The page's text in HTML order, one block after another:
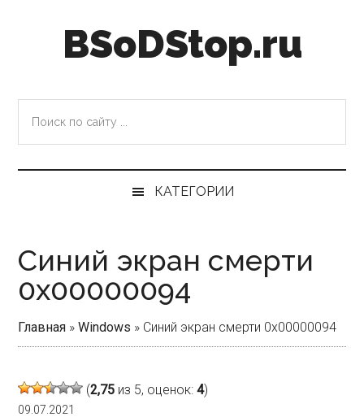
BSoDStop.ru
...
КАТЕГОРИИ
Синий экран смерти
0x00000094
Главная »Windows » Синий экран смерти 0x00000094
(2,75 из 5, оценок:4)
09.07.2021